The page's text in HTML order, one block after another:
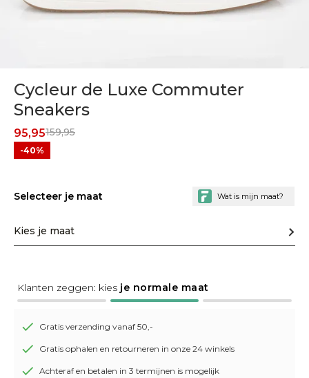
Cycleur de Luxe Commuter
Sneakers
159,95
95,95
-40%
Selecteer je maat
Kies je maat
Klanten zeggen: kies je normale maat
Gratis verzending vanaf 50,-
Gratis ophalen en retourneren in onze 24 winkels
Achteraf en betalen in 3 termijnen is mogelijk